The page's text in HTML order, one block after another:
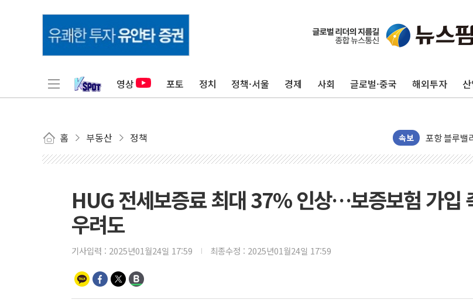
영상 포토 정치 정책·서울 경제 사회 글로벌·중국 해외투자
홈 부동산 정책 속보
125mm 폭
평택 진위면
상주 낙동강
[종합] 김민
인천서 말다
김민석, 강
[속보] 민주
정재헌
HUG 전세보증료 최대 37% 인상…보증보험 가입
우려도
기사입력 : 2025년01월24일 17:59 최종수정 : 2025년01월24일 17:59